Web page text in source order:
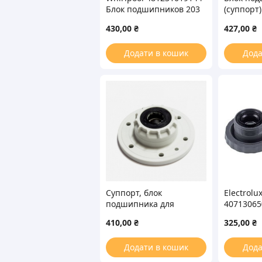
Блок подшипников 203
стиральной машины
430,00 ₴
Додати в кошик
Electrolux
427,00₴
Суппорт, блок
подшипника для
CANDY 23019
410,00 ₴
Додати в кошик
2Z) для
325,00₴